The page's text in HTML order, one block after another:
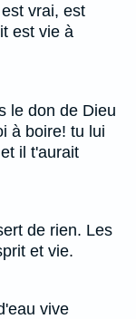
vrai, est
est vie à
le don de Dieu
à boire! tu lui
il t'aurait
de rien. Les
et vie.
vive